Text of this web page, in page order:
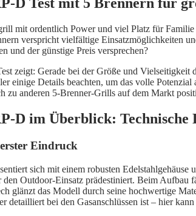
mit ordentlich Power und viel Platz für
verspricht vielfältige Einsatzmöglichkeiten
und der günstige Preis versprechen?
zeigt: Gerade bei der Größe und Vielseitigkeit
einige Details beachten, um das volle
zu anderen 5-Brenner-Grills auf dem Markt
D im Überblick: Technische
Eindruck
sich mit einem robusten
Outdoor-Einsatz prädestiniert. Beim Aufbau
glänzt das Modell durch seine hochwertige
detailliert bei den Gasanschlüssen ist – hier